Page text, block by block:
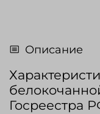
Описание
Госреестра